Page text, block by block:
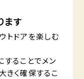
ます
トドアを楽しむ
することでメン
きく確保するこ